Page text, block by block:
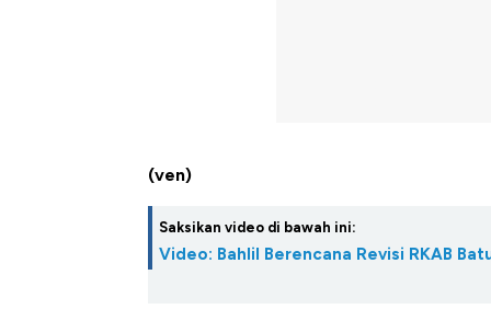
(ven)
Saksikan video di bawah ini:
Video: Bahlil Berencana Revisi RKAB